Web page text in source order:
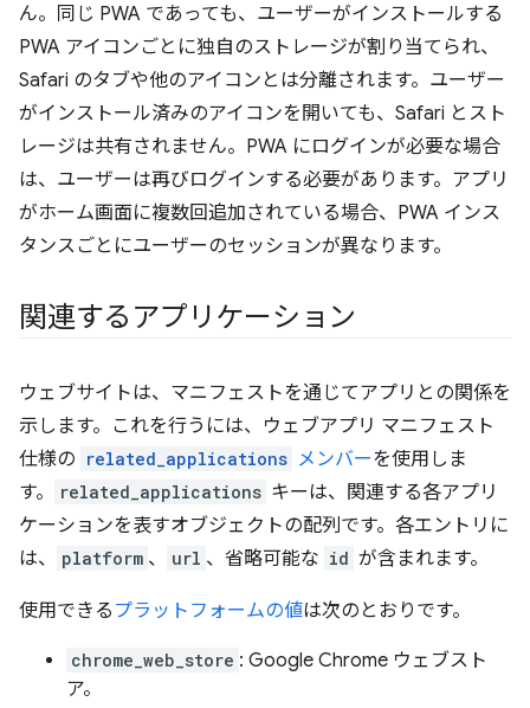
ん。同じ PWA であっても、ユーザーがインストールする
PWA アイコンごとに独自のストレージが割り当てられ、
Safari のタブや他のアイコンとは分離されます。ユーザー
がインストール済みのアイコンを開いても、Safari とスト
レージは共有されません。PWA にログインが必要な場合
は、ユーザーは再びログインする必要があります。アプリ
がホーム画面に複数回追加されている場合、PWA インス
タンスごとにユーザーのセッションが異なります。
関連するアプリケーション
ウェブサイトは、マニフェストを通じてアプリとの関係を
示します。これを行うには、ウェブアプリ マニフェスト
仕様の related_applications メンバーを使用しま
す。
related_applications キーは、関連する各アプリ
ケーションを表すオブジェクトの配列です。各エントリに
は、
platform 、 url 、省略可能な id が含まれます。
使用できる プラットフォームの値は次のとおりです。
chrome_web_store : Google Chrome ウェブスト
ア。